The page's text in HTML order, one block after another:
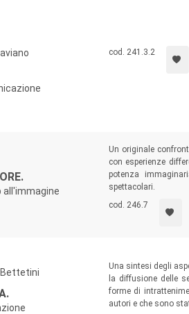
cod. 241.3.2
all'immagine
Un originale
con esperienze
potenza
spettacolari.
cod. 246.7
Bettetini
Una sintesi degli
la diffusione delle
forme di
autori e che sono